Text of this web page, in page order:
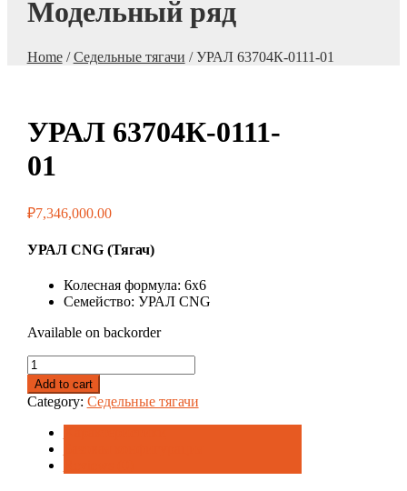
Модельный ряд
Home/Седельные тягачи / УРАЛ 63704К-0111-01
УРАЛ 63704К-0111-
01
₽7,346,000.00
УРАЛ CNG (Тягач)
Колесная формула: 6x6
Семейство: УРАЛ CNG
Available on backorder
УРАЛ
63704К-0111-
01
quantity
Add to cart
Category: Седельные тягачи